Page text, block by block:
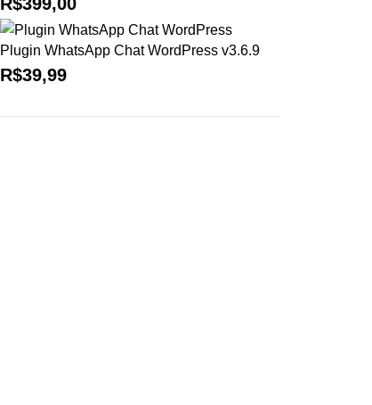
Plugin WhatsApp Chat WordPress v3.6.9
R$39,99